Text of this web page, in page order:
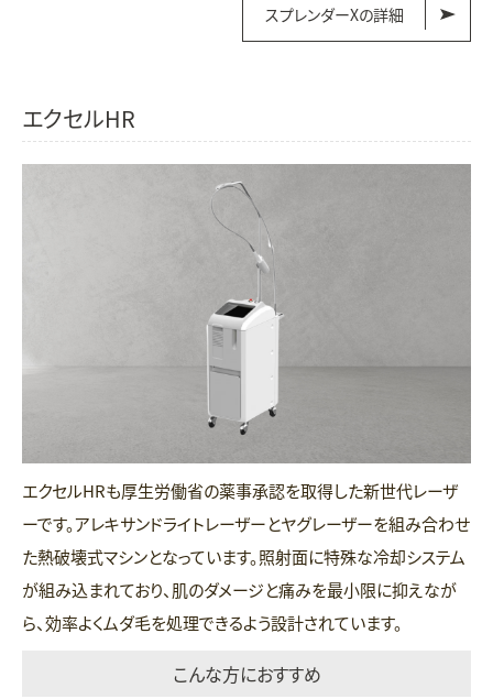
スプレンダーXの詳細
エクセルHR
エクセルHRも厚生労働省の薬事承認を取得した新世代レーザ
ーです。アレキサンドライトレーザーとヤグレーザーを組み合わせ
た熱破壊式マシンとなっています。照射面に特殊な冷却システム
が組み込まれており、肌のダメージと痛みを最小限に抑えなが
ら、効率よくムダ毛を処理できるよう設計されています。
こんな方におすすめ